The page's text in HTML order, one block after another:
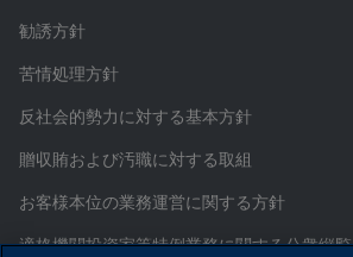
勧誘方針
苦情処理方針
反社会的勢力に対する基本方針
贈収賄および汚職に対する取組
お客様本位の業務運営に関する方針
適格機関投資家等特例業務に関する公衆縦覧